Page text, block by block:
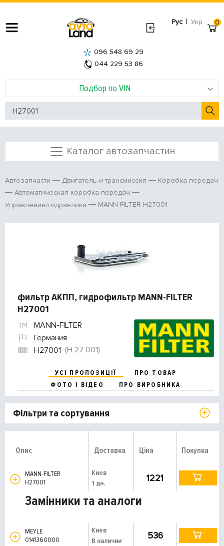
Рус | Укр
Подбор по VIN
096 548 69 29
044 229 53 86
0
Каталог автозапчастин
Автозапчасти Двигатель и трансмиссия
Коробка передач
Автоматическая коробка передач
Управление/гидравлика
MANN-FILTER H27001
фильтр АКПП, гидрофильтр MANN-FILTER
H27001
MANN-FILTER
Германия
H27001 (H 27 001)
УСІ ПРОПОЗИЦІЇ
ПРО ТОВАР
ФОТО І ВІДЕО
ПРО ВИРОБНИКА
Фільтри та сортування
Опис Доставка Ціна Покупка
MANN-FILTER
H27001
Киев
1 дн.
1221
Замінники та аналоги
MEYLE
0141360000
Киев
В наличии
536